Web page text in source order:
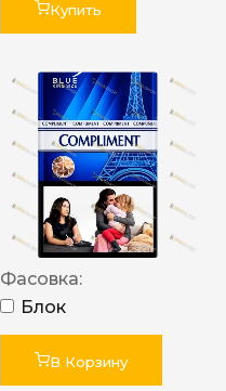
Купить
Фасовка:
Блок
В Корзину